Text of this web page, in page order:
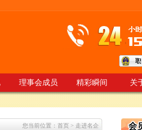
理事会成员 精彩瞬间 关
您当前位置：首页 > 走进名企